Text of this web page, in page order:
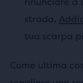
strada,
tua scarpa
Come ultima